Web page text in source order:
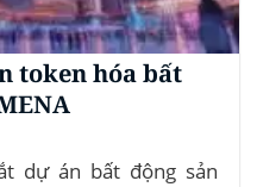
token hóa bất
dự án bất động sản